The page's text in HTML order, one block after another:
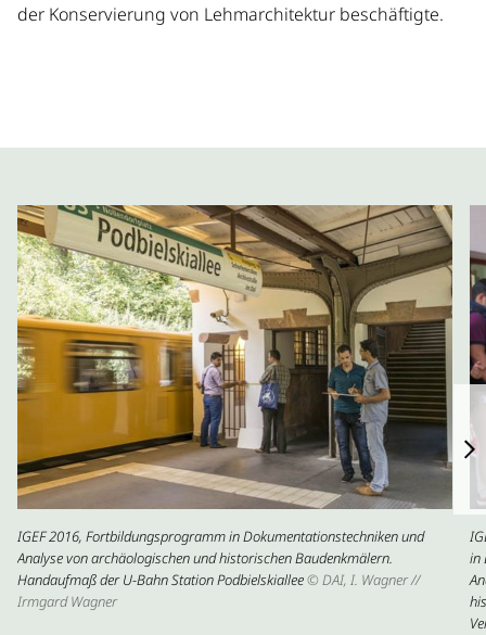
der Konservierung von Lehmarchitektur beschäftigte.
IGEF 2016, Fortbildungsprogramm in Dokumentationstechniken und
Analyse von archäologischen und historischen Baudenkmälern.
Handaufmaß der U-Bahn Station Podbielskiallee© DAI, I. Wagner //
Irmgard Wagner
in